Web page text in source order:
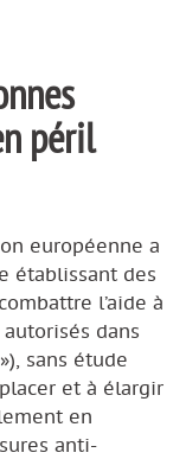
péril
européenne a
établissant des
l’aide à
dans
sans étude
et à élargir
en
anti-